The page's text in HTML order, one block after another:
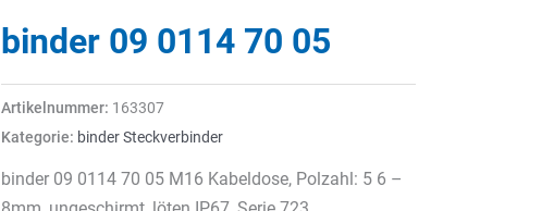
binder 09 0114 70 05
Artikelnummer: 163307
Kategorie: binder Steckverbinder
binder 09 0114 70 05 M16 Kabeldose, Polzahl: 5 6 –